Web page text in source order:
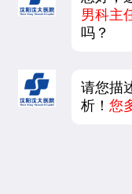
男科主
吗？
请您描
析！您